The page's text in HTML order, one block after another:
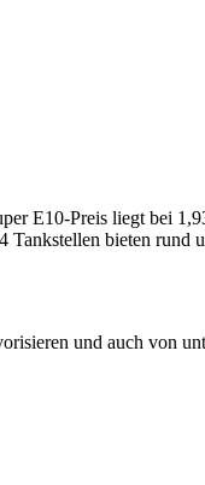
E10-Preis liegt bei
Tankstellen bieten rund
und auch von